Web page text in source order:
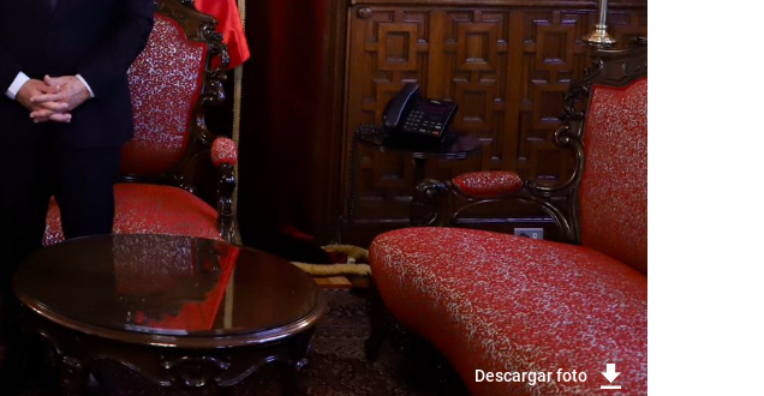
Descargar foto